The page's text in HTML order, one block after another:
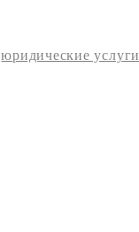
юридические